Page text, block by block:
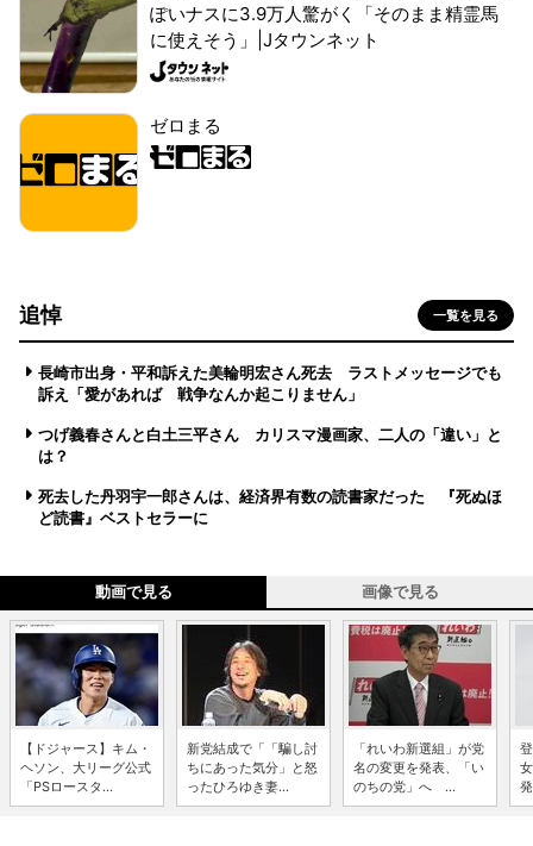
ぽいナスに3.9万人驚がく「そのまま精霊馬
に使えそう」|Jタウンネット
ゼロまる
追悼 一覧を見る
長崎市出身・平和訴えた美輪明宏さん死去 ラストメッセージでも
訴え「愛があれば 戦争なんか起こりません」
つげ義春さんと白土三平さん カリスマ漫画家、二人の「違い」と
は？
死去した丹羽宇一郎さんは、経済界有数の読書家だった 『死ぬほ
ど読書』ベストセラーに
動画で見る 画像で見る
【ドジャース】キム・
ヘソン、大リーグ公式
「PSロースタ...
新党結成で「「騙し討
ちにあった気分」と怒
ったひろゆき妻...
「れいわ新選組」が党
名の変更を発表、「い
のちの党」へ ...